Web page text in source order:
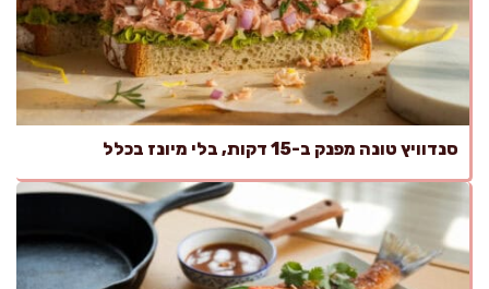
סנדוויץ טונה מפנק ב-15 דקות, בלי מיונז בכלל